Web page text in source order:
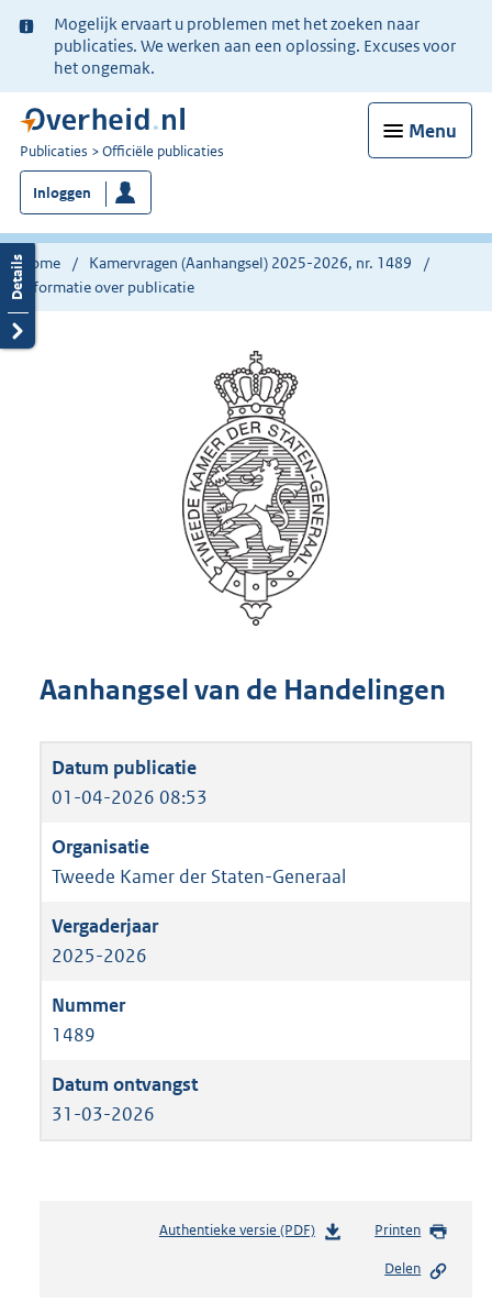
Ter
informatie:
Mogelijk ervaart u problemen met het zoeken naar
publicaties. We werken aan een oplossing. Excuses voor
het ongemak.
Menu
U
bent
nu
hier:
Publicaties Officiële publicaties
Inloggen
Home
Kamervragen (Aanhangsel) 2025-2026, nr. 1489
Informatie over publicatie
Aanhangsel van de Handelingen
01-04-2026 08:53
Tweede Kamer der Staten-Generaal
2025-2026
1489
31-03-2026
Authentieke versie (PDF)b
Printen
Delen